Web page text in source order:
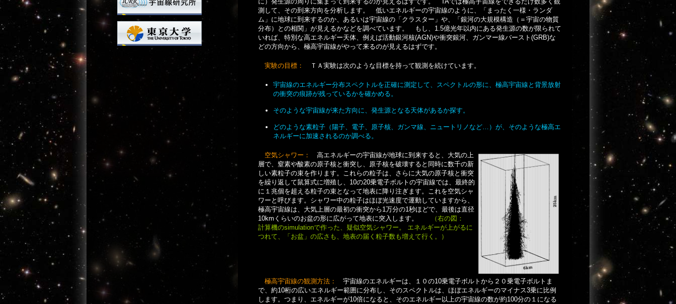
測して、その到来方向を分析します。 低いエネルギーの宇宙線のように、「まったく一様・ランダ
ム」に地球に到来するのか、あるいは宇宙線の「クラスター」や、「銀河の大規模構造（＝宇宙の物質
分布）との相関」が見えるかなどを調べています。 もし、1.5億光年以内にある発生源の数が限られて
いれば、特別な高エネルギー天体、例えば活動銀河核(AGN)や衝突銀河、ガンマー線バースト(GRB)な
どの方向から、極高宇宙線がやって来るのが見えるはずです。
実験の目標： ＴＡ実験は次のような目標を持って観測を続けています。
宇宙線のエネルギー分布スペクトルを正確に測定して、スペクトルの形に、極高宇宙線と背景放射
の衝突の痕跡が残っているかを確かめる。
そのような宇宙線が来た方向に、発生源となる天体があるか探す。
どのような素粒子（陽子、電子、原子核、ガンマ線、ニュートリノなど…）が、そのような極高エ
ネルギーに加速されるのか調べる。
空気シャワー： 高エネルギーの宇宙線が地球に到来すると、大気の上
層で、窒素や酸素の原子核と衝突し、原子核を破壊すると同時に数千の新
しい素粒子の束を作ります。これらの粒子は、さらに大気の原子核と衝突
を繰り返して鼠算式に増殖し、10の20乗電子ボルトの宇宙線では、最終的
に１兆個を超える粒子の束となって地表に降り注ぎます。これを空気シャ
ワーと呼びます。シャワー中の粒子はほぼ光速度で運動していますから、
極高宇宙線は、大気上層の最初の衝突から1万分の1秒ほどで、最後は直径
10kmくらいのお盆の形に広がって地表に突入します。
（右の図：
計算機のsimulationで作った、疑似空気シャワー。 エネルギーが上がるに
つれて、「お盆」の広さも、地表の届く粒子数も増えて行く。）
極高宇宙線の観測方法：
宇宙線のエネルギーは、１０の10乗電子ボルトから２０乗電子ボルトま
で、約10桁の広いエネルギー範囲に分布し、そのスペクトルは、ほぼエネルギーのマイナス3乗に比例
します。つまり、エネルギーが10倍になると、そのエネルギー以上の宇宙線の数が約100分の１になる